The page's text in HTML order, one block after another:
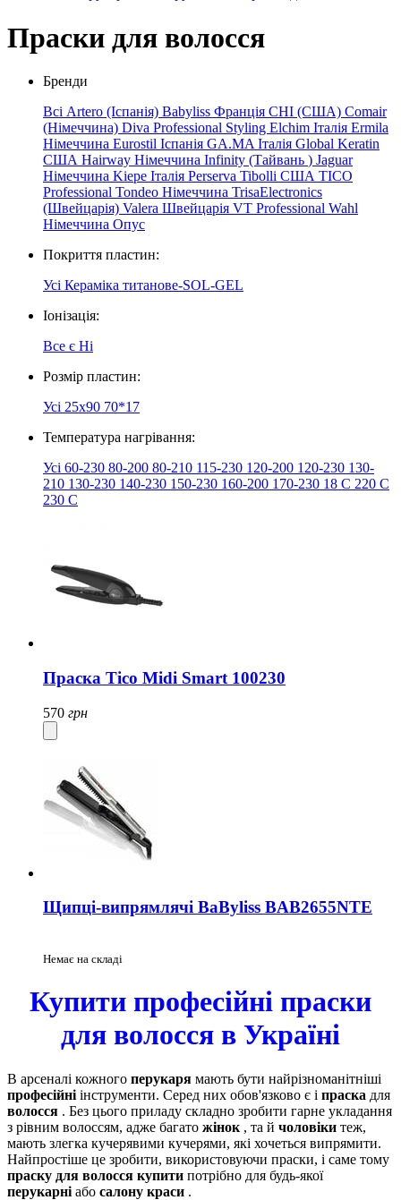
Праски для волосся
Бренди
Всі Artero (Іспанія) Babyliss Франція CHI (США) Comair
(Німеччина) Diva Professional Styling Elchim Італія Ermila
Німеччина Eurostil Іспанія GA.MA Італія Global Keratin
США Hairway Німеччина Infinity (Тайвань ) Jaguar
Німеччина Kiepe Італія Perserva Tibolli США TICO
Professional Tondeo Німеччина TrisaElectronics
(Швейцарія) Valera Швейцарія VT Professional Wahl
Німеччина Опус
Покриття пластин:
Усі Кераміка титанове-SOL-GEL
Іонізація:
Все є Ні
Розмір пластин:
Усі 25x90 70*17
Температура нагрівання:
Усі 60-230 80-200 80-210 115-230 120-200 120-230 130-
210 130-230 140-230 150-230 160-200 170-230 18 ​C 220 С
230 С
Праска Tico Midi Smart 100230
570 грн
Щипці-випрямлячі BaByliss BAB2655NTE
Немає на складі
Купити професійні праски
для волосся в Україні
В арсеналі кожного перукаря мають бути найрізноманітніші
професійні інструменти. Серед них обов'язково є і праска для
волосся . Без цього приладу складно зробити гарне укладання
з рівним волоссям, адже багато жінок , та й чоловіки теж,
мають злегка кучерявими кучерями, які хочеться випрямити.
Найпростіше це зробити, використовуючи праски, і саме тому
праску для волосся купити потрібно для будь-якої
перукарні або салону краси .